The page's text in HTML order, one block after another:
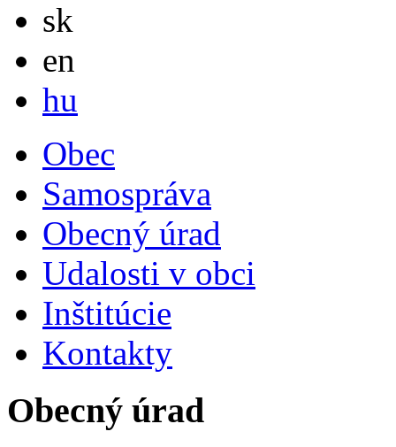
sk
en
hu
Obec
Samospráva
Obecný úrad
Udalosti v obci
Inštitúcie
Kontakty
Obecný úrad